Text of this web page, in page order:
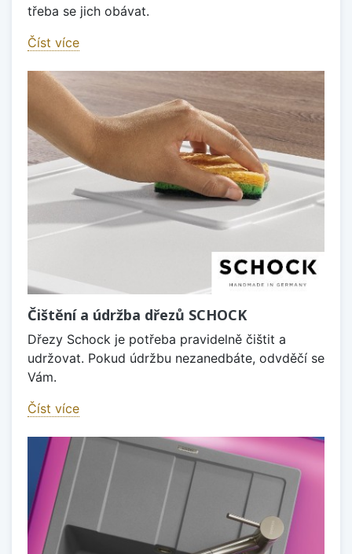
třeba se jich obávat.
Číst více
Čištění a údržba dřezů SCHOCK
Dřezy Schock je potřeba pravidelně čištit a
udržovat. Pokud údržbu nezanedbáte, odvděčí se
Vám.
Číst více